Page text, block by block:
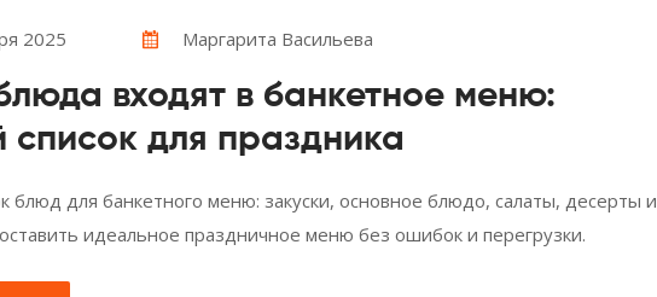
2025 Маргарита Васильева
входят в банкетное меню:
список для праздника
блюд для банкетного меню: закуски, основное блюдо, салаты, десерты и
идеальное праздничное меню без ошибок и перегрузки.